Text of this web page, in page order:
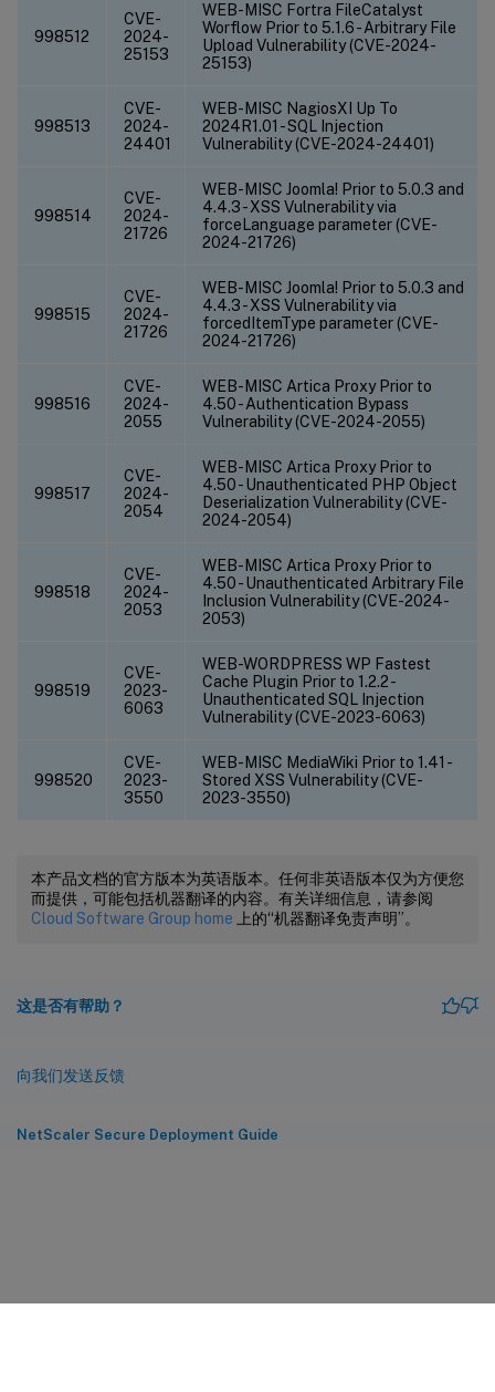
998512
CVE-
2024-
25153
WEB-MISC Fortra FileCatalyst
Worflow Prior to 5.1.6 - Arbitrary File
Upload Vulnerability (CVE-2024-
25153)
998513
CVE-
2024-
24401
WEB-MISC NagiosXI Up To
2024R1.01 - SQL Injection
Vulnerability (CVE-2024-24401)
998514
CVE-
2024-
21726
WEB-MISC Joomla! Prior to 5.0.3 and
4.4.3 - XSS Vulnerability via
forceLanguage parameter (CVE-
2024-21726)
998515
CVE-
2024-
21726
WEB-MISC Joomla! Prior to 5.0.3 and
4.4.3 - XSS Vulnerability via
forcedItemType parameter (CVE-
2024-21726)
998516
CVE-
2024-
2055
WEB-MISC Artica Proxy Prior to
4.50 - Authentication Bypass
Vulnerability (CVE-2024-2055)
998517
CVE-
2024-
2054
WEB-MISC Artica Proxy Prior to
4.50 - Unauthenticated PHP Object
Deserialization Vulnerability (CVE-
2024-2054)
998518
CVE-
2024-
2053
WEB-MISC Artica Proxy Prior to
4.50 - Unauthenticated Arbitrary File
Inclusion Vulnerability (CVE-2024-
2053)
998519
CVE-
2023-
6063
WEB-WORDPRESS WP Fastest
Cache Plugin Prior to 1.2.2 -
Unauthenticated SQL Injection
Vulnerability (CVE-2023-6063)
998520
CVE-
2023-
3550
WEB-MISC MediaWiki Prior to 1.41 -
Stored XSS Vulnerability (CVE-
2023-3550)
本产品文档的官方版本为英语版本。任何非英语版本仅为方便您
而提供，可能包括机器翻译的内容。有关详细信息，请参阅
Cloud Software Group home 上的“机器翻译免责声明”。
这是否有帮助？
向我们发送反馈
NetScaler Secure Deployment Guide